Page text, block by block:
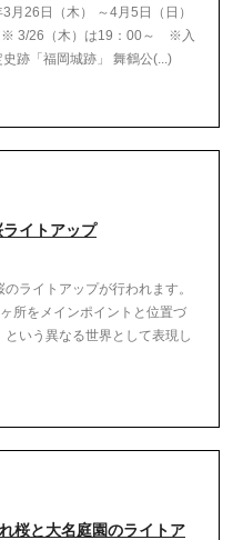
26日（木） ～4月5日（日）
3/26（木）は19：00～ ※入
跡「福岡城跡」 舞鶴公(...)
イトアップ
ライトアップが行われます。
所をメインポイントと位置づ
いう異なる世界として表現し
桜と大名庭園のライトア